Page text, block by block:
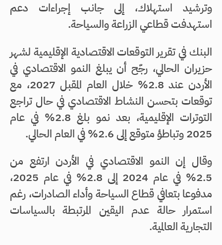
وترشيد استهلاك، إلى جانب إجراءات دعم
استهدفت قطاعي الزراعة والسياحة.
البنك في تقرير التوقعات الاقتصادية الإقليمية لشهر
حزيران الحالي، رجّح أن يبلغ النمو الاقتصادي في
الأردن عند 2.8% خلال العام المقبل 2027، مع
توقعات بتحسن النشاط الاقتصادي في حال تراجع
التوترات الإقليمية، بعد نمو بلغ 2.8% في عام
2025 وتباطؤ متوقع إلى 2.6% في العام الحالي.
وقال إن النمو الاقتصادي في الأردن ارتفع من
2.5% في عام 2024 إلى 2.8% في عام 2025،
مدفوعا بتعافي قطاع السياحة وأداء الصادرات، رغم
استمرار حالة عدم اليقين المرتبطة بالسياسات
التجارية العالمية.